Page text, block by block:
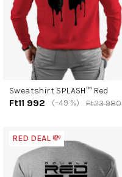
Sweatshirt SPLASH™ Red
Ft11 992 Ft23 980
(–49 %)
RED DEAL 💸